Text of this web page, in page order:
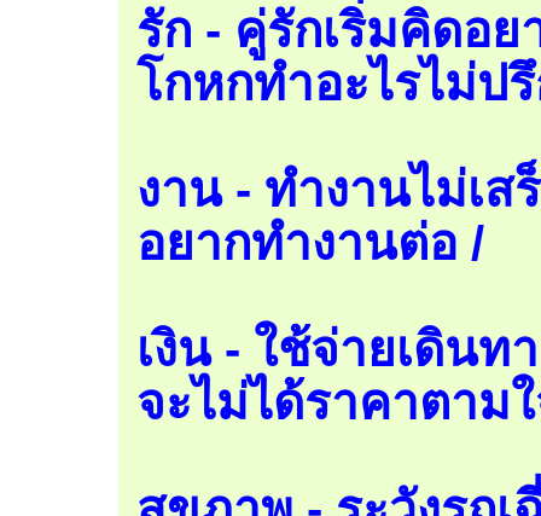
รัก - คู่รักเริ่มคิดอย
โกหกทำอะไรไม่ป
งาน - ทำงานไม่เ
อยากทำงานต่อ /
เงิน - ใช้จ่ายเดิน
จะไม่ได้ราคาตาม